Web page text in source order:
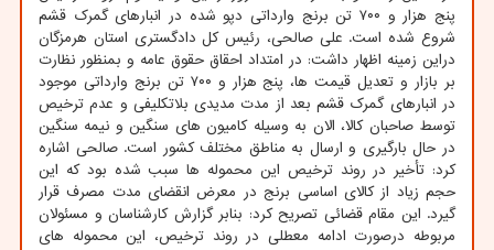
پنج هزار و ۷۰۰ تن برنج وارداتی دپو شده در انبارهای گمرک قشم
شروع شده است. علی صالحی، رئیس کل دادگستری استان هرمزگان
دراین زمینه اظهار داشت: در امتداد احقاق حقوق عامه و بمنظور نظارت
بر بازار و تعدیل قیمت ها، پنج هزار و ۷۰۰ تن برنج وارداتی موجود
در انبارهای گمرک قشم بعد از مدت مدیدی بلاتکلیفی و عدم ترخیص
توسط صاحبان کالا، الان به وسیله کامیون های سنگین و نیمه سنگین
در حال بارگیری و ارسال به مناطق مختلف کشور است. صالحی اشاره
کرد: تأخیر در روند ترخیص این محموله ها سبب شده بود که این
حجم زیاد از کالای اساسی برنج در معرض انقضای مدت مصرف قرار
گیرد. این مقام قضائی تصریح کرد: بنابر گزارش کارشناسان و مسئولان
مربوطه درصورت ادامه معطلی در روند ترخیص، این محموله های